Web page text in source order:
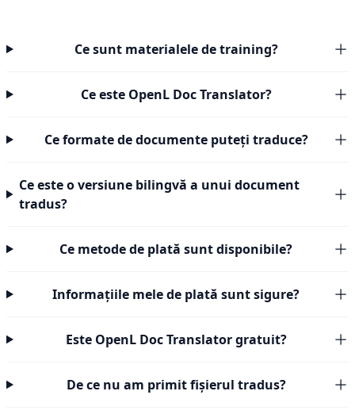
Ce sunt materialele de training?
Ce este OpenL Doc Translator?
Ce formate de documente puteți traduce?
Ce este o versiune bilingvă a unui document
tradus?
Ce metode de plată sunt disponibile?
Informațiile mele de plată sunt sigure?
Este OpenL Doc Translator gratuit?
De ce nu am primit fișierul tradus?